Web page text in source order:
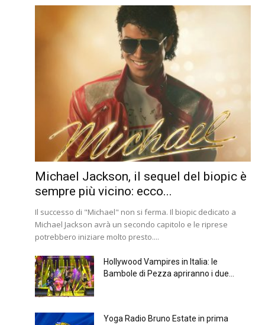
Michael Jackson, il sequel del biopic è
sempre più vicino: ecco...
Il successo di "Michael" non si ferma. Il biopic dedicato a
Michael Jackson avrà un secondo capitolo e le riprese
potrebbero iniziare molto presto....
Hollywood Vampires in Italia: le
Bambole di Pezza apriranno i due...
Yoga Radio Bruno Estate in prima